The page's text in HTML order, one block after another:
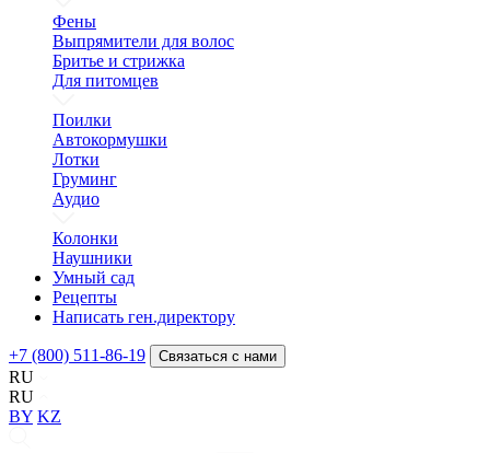
Фены
Выпрямители для волос
Бритье и стрижка
Для питомцев
Поилки
Автокормушки
Лотки
Груминг
Аудио
Колонки
Наушники
Умный сад
Рецепты
Написать ген.директору
+7 (800) 511-86-19 Связаться с нами
RU
RU
BY KZ